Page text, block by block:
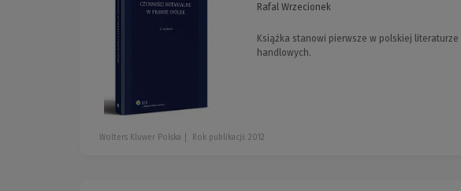
Rafal Wrzecionek
Książka stanowi pierwsze w polskiej
handlowych.
Wolters Kluwer Polska Rok publikacji: 2012